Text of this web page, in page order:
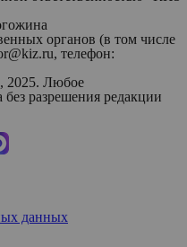
органов (в том числе
телефон:
Любое
без разрешения редакции
данных